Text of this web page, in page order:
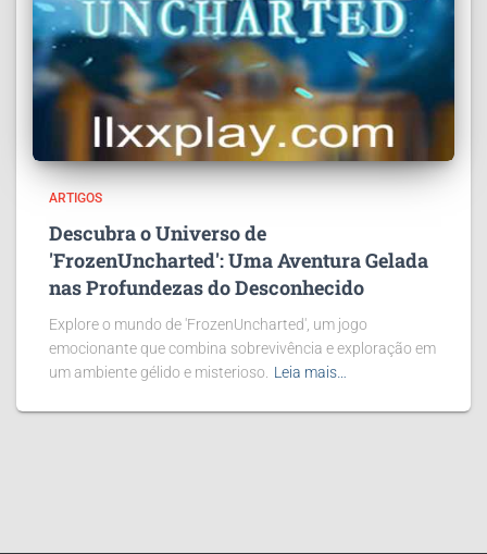
ARTIGOS
Descubra o Universo de
'FrozenUncharted': Uma Aventura Gelada
nas Profundezas do Desconhecido
Explore o mundo de 'FrozenUncharted', um jogo
emocionante que combina sobrevivência e exploração em
um ambiente gélido e misterioso.
Leia mais…